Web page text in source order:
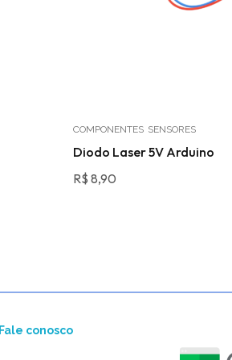
COMPONENTES SENSORES
Diodo Laser 5V Arduino
R$ 8,90
Fale conosco